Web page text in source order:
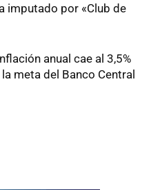
imputado por «Club de
anual cae al 3,5%
meta del Banco Central